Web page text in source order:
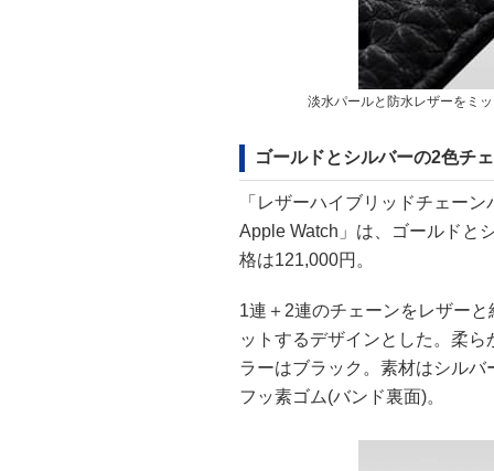
淡水パールと防水レザーをミ
ゴールドとシルバーの2色チ
「レザーハイブリッドチェー
Apple Watch」は、ゴールドと
格は121,000円。
1連＋2連のチェーンをレザー
ットするデザインとした。柔
ラーはブラック。素材はシル
フッ素ゴム(バンド裏面)。